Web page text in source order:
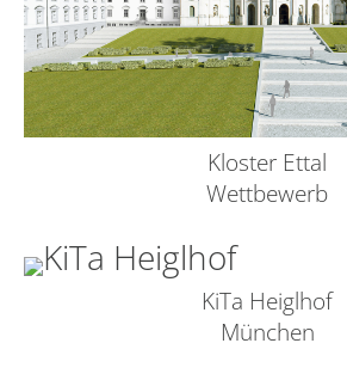
Kloster Ettal
Wettbewerb
KiTa Heiglhof
München